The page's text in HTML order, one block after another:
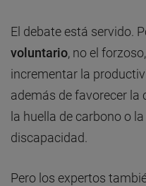
El debate está servido.
voluntario, no el
incrementar la
además de favorecer la
la huella de carbono o
discapacidad.
Pero los expertos